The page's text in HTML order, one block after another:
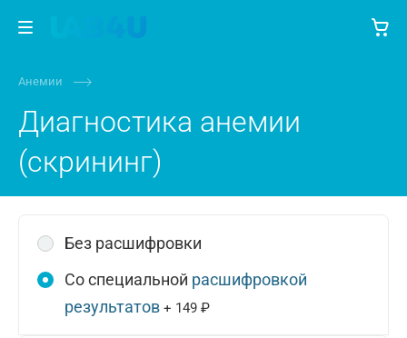
Анемии
Диагностика анемии
(скрининг)
Без расшифровки
Со специальной расшифровкой
результатов + 149 ₽